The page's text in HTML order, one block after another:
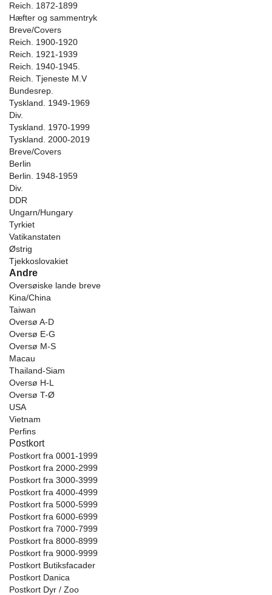
Reich. 1872-1899
Hæfter og sammentryk
Breve/Covers
Reich. 1900-1920
Reich. 1921-1939
Reich. 1940-1945.
Reich. Tjeneste M.V
Bundesrep.
Tyskland. 1949-1969
Div.
Tyskland. 1970-1999
Tyskland. 2000-2019
Breve/Covers
Berlin
Berlin. 1948-1959
Div.
DDR
Ungarn/Hungary
Tyrkiet
Vatikanstaten
Østrig
Tjekkoslovakiet
Andre
Oversøiske lande breve
Kina/China
Taiwan
Oversø A-D
Oversø E-G
Oversø M-S
Macau
Thailand-Siam
Oversø H-L
Oversø T-Ø
USA
Vietnam
Perfins
Postkort
Postkort fra 0001-1999
Postkort fra 2000-2999
Postkort fra 3000-3999
Postkort fra 4000-4999
Postkort fra 5000-5999
Postkort fra 6000-6999
Postkort fra 7000-7999
Postkort fra 8000-8999
Postkort fra 9000-9999
Postkort Butiksfacader
Postkort Danica
Postkort Dyr / Zoo